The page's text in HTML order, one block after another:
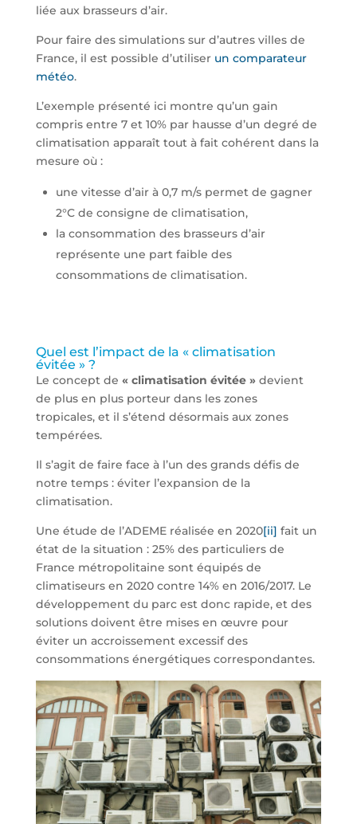
liée aux brasseurs d’air.
Pour faire des simulations sur d’autres villes de
France, il est possible d’utiliser un comparateur
météo.
L’exemple présenté ici montre qu’un gain
compris entre 7 et 10% par hausse d’un degré de
climatisation apparaît tout à fait cohérent dans la
mesure où :
une vitesse d’air à 0,7 m/s permet de gagner
2°C de consigne de climatisation,
la consommation des brasseurs d’air
représente une part faible des
consommations de climatisation.
Quel est l’impact de la « climatisation
évitée » ?
Le concept de « climatisation évitée »devient
de plus en plus porteur dans les zones
tropicales, et il s’étend désormais aux zones
tempérées.
Il s’agit de faire face à l’un des grands défis de
notre temps : éviter l’expansion de la
climatisation.
Une étude de l’ADEME réalisée en 2020[ii] fait un
état de la situation : 25% des particuliers de
France métropolitaine sont équipés de
climatiseurs en 2020 contre 14% en 2016/2017. Le
développement du parc est donc rapide, et des
solutions doivent être mises en œuvre pour
éviter un accroissement excessif des
consommations énergétiques correspondantes.